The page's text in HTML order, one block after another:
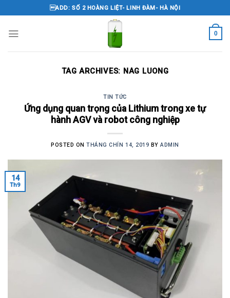
to
content
ADD: SỐ 2 HOÀNG LIỆT- LINH ĐÀM- HÀ NỘI
0
TAG ARCHIVES: NAG LUONG
TIN TỨC
Ứng dụng quan trọng của Lithium trong xe tự
hành AGV và robot công nghiệp
POSTED ONTHÁNG CHÍN 14, 2019 BYADMIN
14
Th9